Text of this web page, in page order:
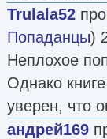
Trulala52 про
Попаданцы)
Неплохое
Однако
уверен, что
андрей169